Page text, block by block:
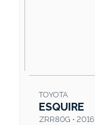
TOYOTA
ESQUIRE
ZRR80G • 2016